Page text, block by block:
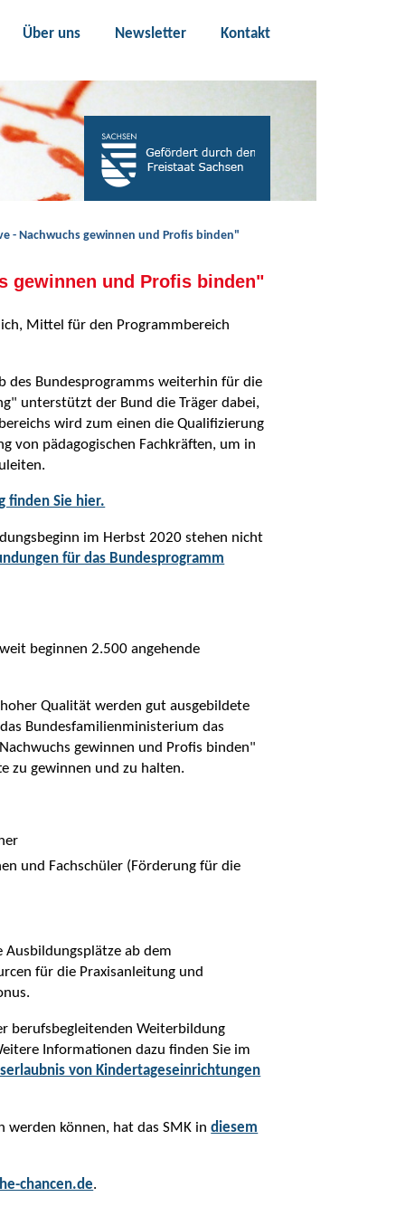
Über uns
Newsletter Kontakt
- Nachwuchs gewinnen und Profis binden"
gewinnen und Profis binden"
Mittel für den Programmbereich
des Bundesprogramms weiterhin für die
unterstützt der Bund die Träger dabei,
wird zum einen die Qualifizierung
von pädagogischen Fachkräften, um in
finden Sie hier.
im Herbst 2020 stehen nicht
für das Bundesprogramm
beginnen 2.500 angehende
Qualität werden gut ausgebildete
Bundesfamilienministerium das
gewinnen und Profis binden"
zu gewinnen und zu halten.
und Fachschüler (Förderung für die
ab dem
für die Praxisanleitung und
berufsbegleitenden Weiterbildung
Informationen dazu finden Sie im
von Kindertageseinrichtungen
werden können, hat das SMK indiesem
chancen.de.